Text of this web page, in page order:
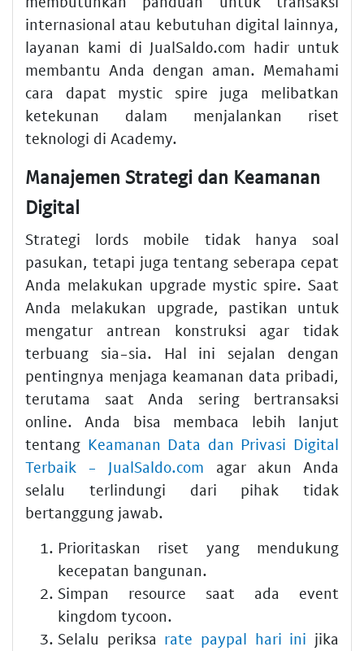
internasional atau kebutuhan digital lainnya,
layanan kami di JualSaldo.com hadir untuk
membantu Anda dengan aman. Memahami
cara dapat mystic spire juga melibatkan
ketekunan dalam menjalankan riset
teknologi di Academy.
Manajemen Strategi dan Keamanan
Digital
Strategi lords mobile tidak hanya soal
pasukan, tetapi juga tentang seberapa cepat
Anda melakukan upgrade mystic spire. Saat
Anda melakukan upgrade, pastikan untuk
mengatur antrean konstruksi agar tidak
terbuang sia-sia. Hal ini sejalan dengan
pentingnya menjaga keamanan data pribadi,
terutama saat Anda sering bertransaksi
online. Anda bisa membaca lebih lanjut
tentang Keamanan Data dan Privasi Digital
Terbaik - JualSaldo.com agar akun Anda
selalu terlindungi dari pihak tidak
bertanggung jawab.
Prioritaskan riset yang mendukung
kecepatan bangunan.
Simpan resource saat ada event
kingdom tycoon.
Selalu periksa rate paypal hari ini jika